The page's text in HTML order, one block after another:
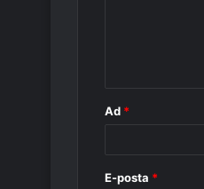
Ad *
E-posta *